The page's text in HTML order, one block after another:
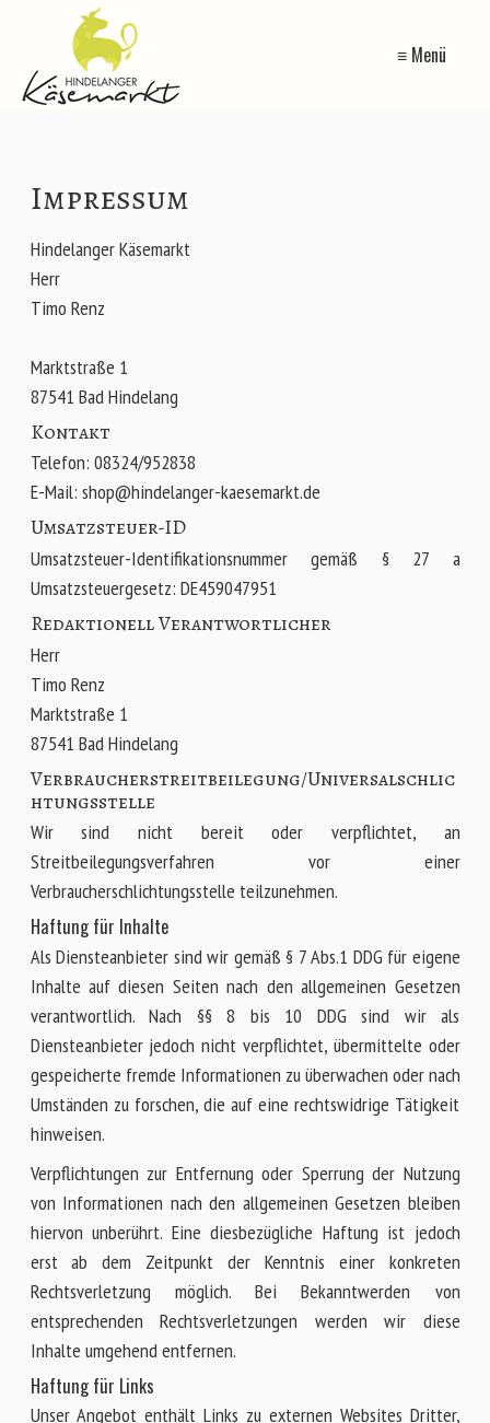
≡ Menü
Impressum
Hindelanger Käsemarkt
Herr
Timo Renz
Marktstraße 1
87541 Bad Hindelang
Kontakt
Telefon: 08324/952838
E-Mail: shop@hindelanger-kaesemarkt.de
Umsatzsteuer-ID
Umsatzsteuer-Identifikationsnummer gemäß § 27 a
Umsatzsteuergesetz: DE459047951
Redaktionell Verantwortlicher
Herr
Timo Renz
Marktstraße 1
87541 Bad Hindelang
Verbraucher­streit­beilegung/Universal­schlic
htungs­stelle
Wir sind nicht bereit oder verpflichtet, an
Streitbeilegungsverfahren vor einer
Verbraucherschlichtungsstelle teilzunehmen.
Haftung für Inhalte
Als Diensteanbieter sind wir gemäß § 7 Abs.1 DDG für eigene
Inhalte auf diesen Seiten nach den allgemeinen Gesetzen
verantwortlich. Nach §§ 8 bis 10 DDG sind wir als
Diensteanbieter jedoch nicht verpflichtet, übermittelte oder
gespeicherte fremde Informationen zu überwachen oder nach
Umständen zu forschen, die auf eine rechtswidrige Tätigkeit
hinweisen.
Verpflichtungen zur Entfernung oder Sperrung der Nutzung
von Informationen nach den allgemeinen Gesetzen bleiben
hiervon unberührt. Eine diesbezügliche Haftung ist jedoch
erst ab dem Zeitpunkt der Kenntnis einer konkreten
Rechtsverletzung möglich. Bei Bekanntwerden von
entsprechenden Rechtsverletzungen werden wir diese
Inhalte umgehend entfernen.
Haftung für Links
Unser Angebot enthält Links zu externen Websites Dritter,